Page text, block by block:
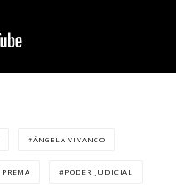
ÁNGELA VIVANCO
PODER JUDICIAL